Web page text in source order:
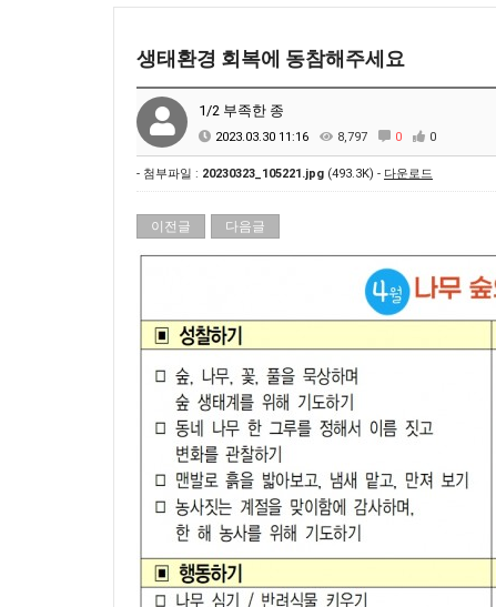
생태환경 회복에 동참해주세요
1/2 부족한 종
2023.03.30 11:16 8,797 0 0
- 첨부파일 : 20230323_105221.jpg (493.3K) - 다운로드
이전글 다음글